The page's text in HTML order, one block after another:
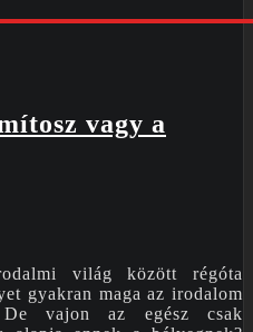
vagy a
világ között régóta
gyakran maga az irodalom
De vajon az egész csak